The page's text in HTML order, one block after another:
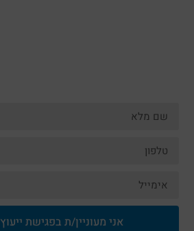
אני מעוניין/ת בפגישת